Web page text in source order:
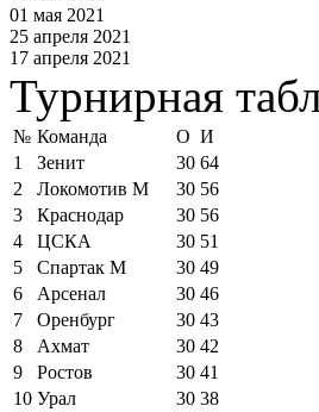
01 мая 2021
25 апреля 2021
17 апреля 2021
Турнирная
№ Команда О И
1
Зенит 30 64
2
Локомотив М 30 56
3
Краснодар 30 56
4
ЦСКА 30 51
5
Спартак М 30 49
6
Арсенал 30 46
7
Оренбург 30 43
8
Ахмат 30 42
9
Ростов 30 41
10 Урал 30 38